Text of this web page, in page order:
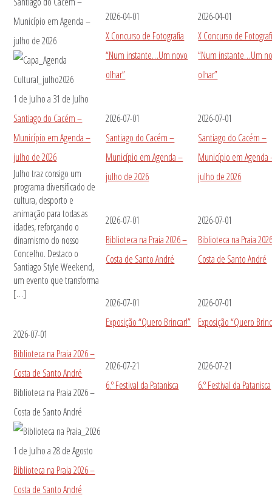
Município em Agenda –
julho de 2026
1 de Julhoa 31 de Julho
Santiago do Cacém –
Município em Agenda –
julho de 2026
Julho traz consigo um
programa diversificado de
cultura, desporto e
animação para todas as
idades, reforçando o
dinamismo do nosso
Concelho. Destaco o
Santiago Style Weekend,
um evento que transforma
[…]
2026-07-01
Biblioteca na Praia 2026 –
Costa de Santo André
Biblioteca na Praia 2026 –
Costa de Santo André
1 de Julhoa28 de Agosto
Biblioteca na Praia 2026 –
Costa de Santo André
2026-04-01
X Concurso de Fotografia
“Num instante…Um novo
olhar”
2026-07-01
Santiago do Cacém –
Município em Agenda –
julho de 2026
2026-07-01
Biblioteca na Praia 2026 –
Costa de Santo André
2026-07-01
Exposição “Quero Brincar!”
2026-07-21
6.º Festival da Patanisca
2026-04-01
X Concurso de
“Num instante…Um
olhar”
2026-07-01
Santiago do Cacém –
Município em Agenda
julho de 2026
2026-07-01
Biblioteca na Praia
Costa de Santo André
2026-07-01
Exposição “Quero
2026-07-21
6.º Festival da Patanisca